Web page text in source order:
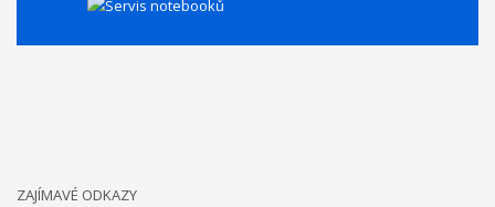
ZAJÍMAVÉ ODKAZY